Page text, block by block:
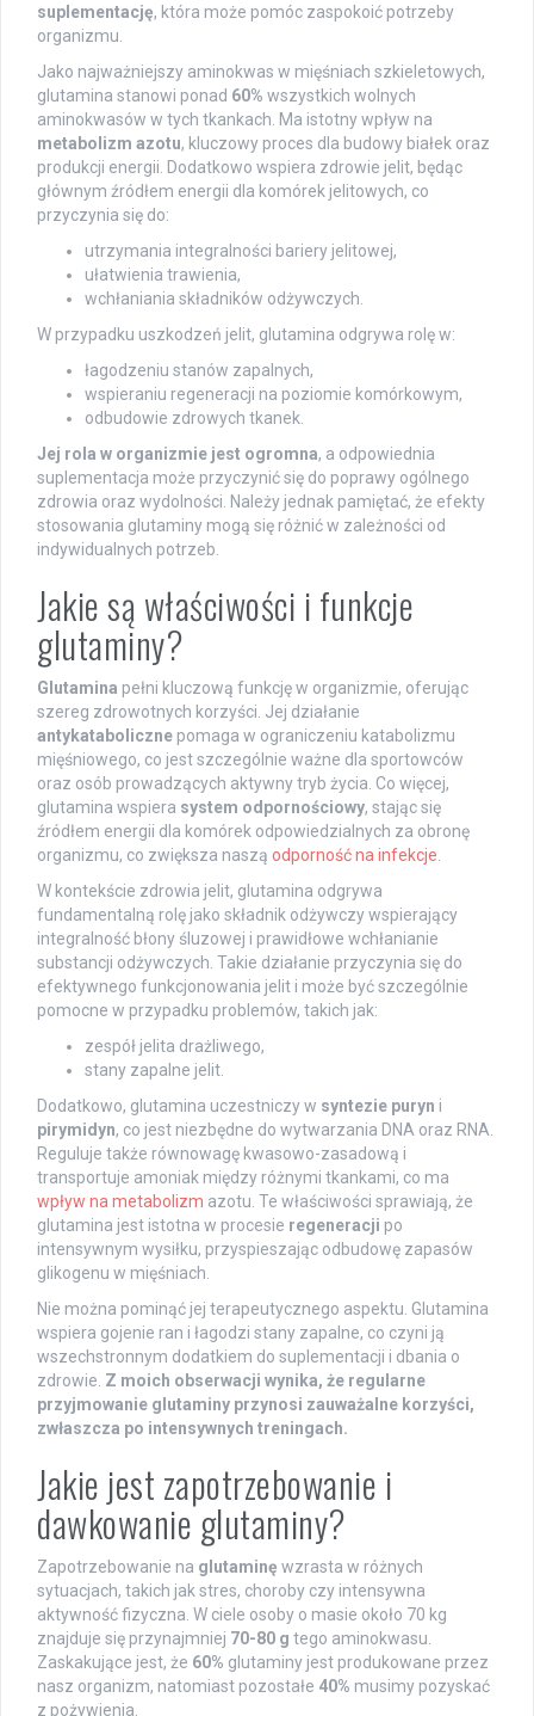
suplementację, która może pomóc zaspokoić potrzeby
organizmu.
Jako najważniejszy aminokwas w mięśniach szkieletowych,
glutamina stanowi ponad 60% wszystkich wolnych
aminokwasów w tych tkankach. Ma istotny wpływ na
metabolizm azotu, kluczowy proces dla budowy białek oraz
produkcji energii. Dodatkowo wspiera zdrowie jelit, będąc
głównym źródłem energii dla komórek jelitowych, co
przyczynia się do:
utrzymania integralności bariery jelitowej,
ułatwienia trawienia,
wchłaniania składników odżywczych.
W przypadku uszkodzeń jelit, glutamina odgrywa rolę w:
łagodzeniu stanów zapalnych,
wspieraniu regeneracji na poziomie komórkowym,
odbudowie zdrowych tkanek.
Jej rola w organizmie jest ogromna, a odpowiednia
suplementacja może przyczynić się do poprawy ogólnego
zdrowia oraz wydolności. Należy jednak pamiętać, że efekty
stosowania glutaminy mogą się różnić w zależności od
indywidualnych potrzeb.
Jakie są właściwości i funkcje
glutaminy?
Glutamina pełni kluczową funkcję w organizmie, oferując
szereg zdrowotnych korzyści. Jej działanie
antykataboliczne pomaga w ograniczeniu katabolizmu
mięśniowego, co jest szczególnie ważne dla sportowców
oraz osób prowadzących aktywny tryb życia. Co więcej,
glutamina wspiera system odpornościowy, stając się
źródłem energii dla komórek odpowiedzialnych za obronę
organizmu, co zwiększa naszą odporność na infekcje
W kontekście zdrowia jelit, glutamina odgrywa
fundamentalną rolę jako składnik odżywczy wspierający
integralność błony śluzowej i prawidłowe wchłanianie
substancji odżywczych. Takie działanie przyczynia się do
efektywnego funkcjonowania jelit i może być szczególnie
pomocne w przypadku problemów, takich jak:
zespół jelita drażliwego,
stany zapalne jelit.
Dodatkowo, glutamina uczestniczy w syntezie puryn i
pirymidyn, co jest niezbędne do wytwarzania DNA oraz RNA.
Reguluje także równowagę kwasowo-zasadową i
transportuje amoniak między różnymi tkankami, co ma
wpływ na metabolizm azotu. Te właściwości sprawiają, że
glutamina jest istotna w procesie regeneracji po
intensywnym wysiłku, przyspieszając odbudowę zapasów
glikogenu w mięśniach.
Nie można pominąć jej terapeutycznego aspektu. Glutamina
wspiera gojenie ran i łagodzi stany zapalne, co czyni ją
wszechstronnym dodatkiem do suplementacji i dbania o
zdrowie. Z moich obserwacji wynika, że regularne
przyjmowanie glutaminy przynosi zauważalne korzyści,
zwłaszcza po intensywnych treningach.
Jakie jest zapotrzebowanie i
dawkowanie glutaminy?
Zapotrzebowanie na glutaminę wzrasta w różnych
sytuacjach, takich jak stres, choroby czy intensywna
aktywność fizyczna. W ciele osoby o masie około 70 kg
znajduje się przynajmniej 70-80 g tego aminokwasu.
Zaskakujące jest, że 60% glutaminy jest produkowane przez
nasz organizm, natomiast pozostałe 40% musimy pozyskać
z pożywienia.